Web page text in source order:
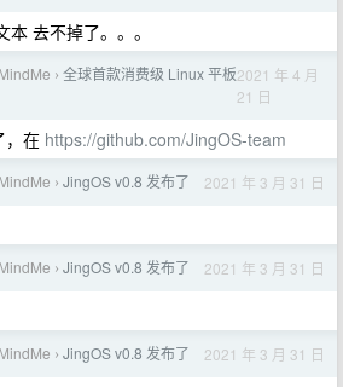
本 去不掉了。。。
› 全球首款消费级 Linux 平板2021 年 4 月
21 日
，在 https://github.com/JingOS-team
› JingOS v0.8 发布了 2021 年 3 月 31 日
› JingOS v0.8 发布了 2021 年 3 月 31 日
› JingOS v0.8 发布了 2021 年 3 月 31 日